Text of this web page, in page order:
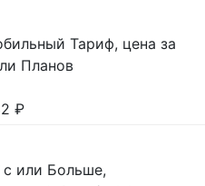
Тариф, цена за
Планов
₽
или Больше,